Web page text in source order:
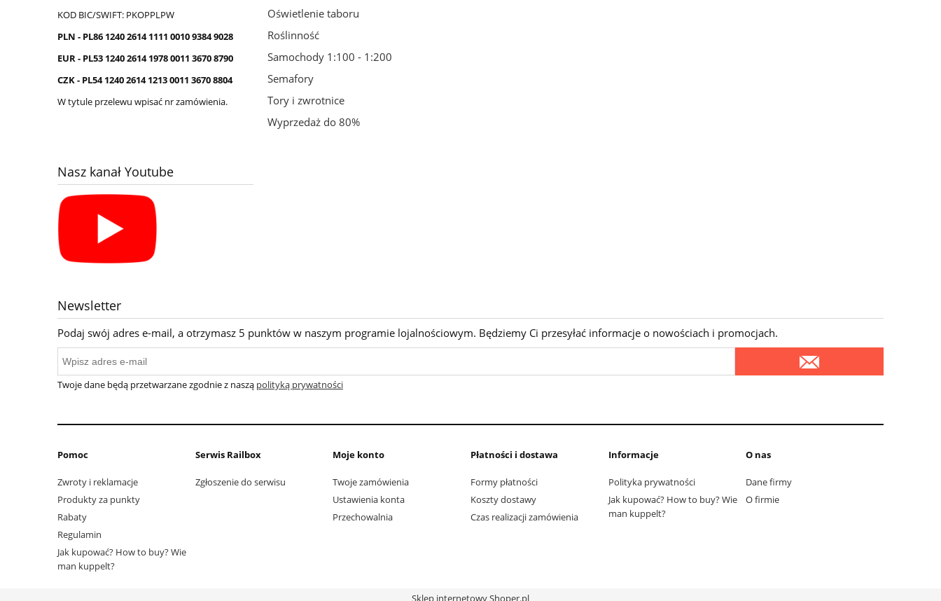
KOD BIC/SWIFT: PKOPPLPW
PLN - PL86 1240 2614 1111 0010 9384 9028
EUR - PL53 1240 2614 1978 0011 3670 8790
CZK - PL54 1240 2614 1213 0011 3670 8804
W tytule przelewu wpisać nr zamówienia.
Nasz kanał Youtube
Oświetlenie taboru
Roślinność
Samochody 1:100 - 1:200
Semafory
Tory i zwrotnice
Wyprzedaż do 80%
Newsletter
Podaj swój adres e-mail, a otrzymasz 5 punktów w naszym programie lojalnościowym. Będziemy Ci przesyłać informacje o nowościach i promocjach.
Twoje dane będą przetwarzane zgodnie z naszą polityką prywatności
Pomoc
Zwroty i reklamacje
Produkty za punkty
Rabaty
Regulamin
Jak kupować? How to buy? Wie
man kuppelt?
Serwis Railbox
Zgłoszenie do serwisu
Moje konto
Twoje zamówienia
Ustawienia konta
Przechowalnia
Płatności i dostawa
Formy płatności
Koszty dostawy
Czas realizacji zamówienia
Informacje
Polityka prywatności
Jak kupować? How to buy? Wie
man kuppelt?
O nas
Dane firmy
O firmie
Sklep internetowy Shoper.pl